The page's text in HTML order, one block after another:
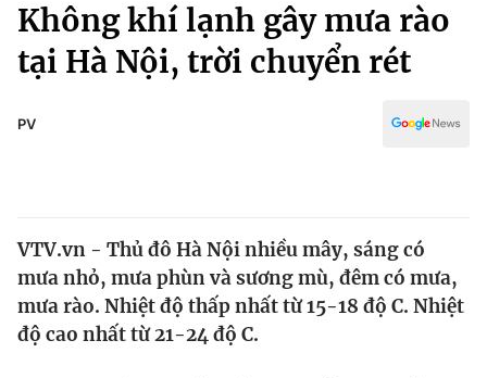
Chuyên mục
Chính trị
Y tế
Thế giới
Pháp luật
Kinh tế
Thể thao
Giáo dục
Không khí lạnh gây mưa rào
tại Hà Nội, trời chuyển rét
PV
VTV.vn - Thủ đô Hà Nội nhiều mây, sáng có
mưa nhỏ, mưa phùn và sương mù, đêm có mưa,
mưa rào. Nhiệt độ thấp nhất từ 15-18 độ C. Nhiệt
độ cao nhất từ 21-24 độ C.